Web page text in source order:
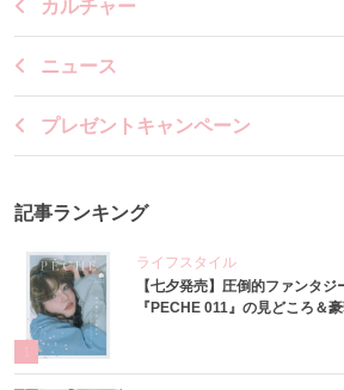
カルチャー
ニュース
プレゼントキャンペーン
記事ランキング
ライフスタイル
【七夕発売】圧倒的ファンタ
『PECHE 011』の見どころ＆